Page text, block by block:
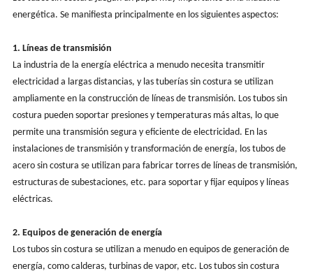
energética. Se manifiesta principalmente en los siguientes aspectos:
1. Líneas de transmisión
La industria de la energía eléctrica a menudo necesita transmitir
electricidad a largas distancias, y las tuberías sin costura se utilizan
ampliamente en la construcción de líneas de transmisión. Los tubos sin
costura pueden soportar presiones y temperaturas más altas, lo que
permite una transmisión segura y eficiente de electricidad. En las
instalaciones de transmisión y transformación de energía, los tubos de
acero sin costura se utilizan para fabricar torres de líneas de transmisión,
estructuras de subestaciones, etc. para soportar y fijar equipos y líneas
eléctricas.
2. Equipos de generación de energía
Los tubos sin costura se utilizan a menudo en equipos de generación de
energía, como calderas, turbinas de vapor, etc. Los tubos sin costura